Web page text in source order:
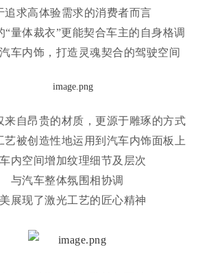
追求高体验需求的消费者而言
“量体裁衣”更能契合车主的自身格调
汽车内饰，打造灵魂契合的驾驶空间
来自昂贵的材质，更源于雕琢的方式
艺被创造性地运用到汽车内饰面板上
内空间增加纹理细节及层次
与汽车整体氛围相协调
展现了激光工艺的匠心精神